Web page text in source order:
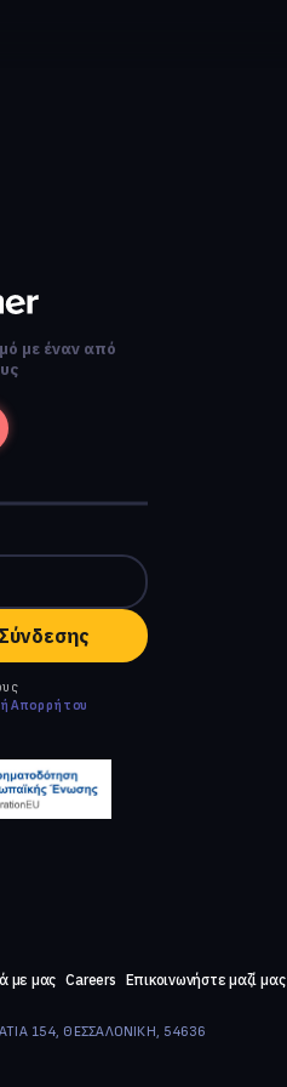
με έναν από
Απορρήτου
με μας Careers Επικοινωνήστε μαζί μας
154, ΘΕΣΣΑΛΟΝΙΚΗ, 54636